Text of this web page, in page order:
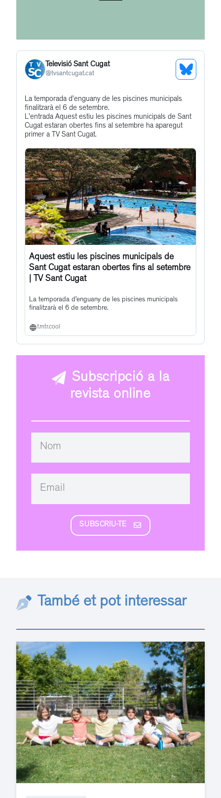
Televisió Sant Cugat
@tvsantcugat.cat
See
Get
to
this
post
La temporada d’enguany de les piscines municipals
finalitzarà el 6 de setembre.
L'entrada Aquest estiu les piscines municipals de Sant
Cugat estaran obertes fins al setembre ha aparegut
primer a TV Sant Cugat.
Aquest estiu les piscines municipals de
Sant Cugat estaran obertes fins al setembre
| TV Sant Cugat
La temporada d’enguany de les piscines municipals
finalitzarà el 6 de setembre.
f.mtr.cool
Subscripció a la
revista online
SUBSCRIU-TE
També et pot interessar